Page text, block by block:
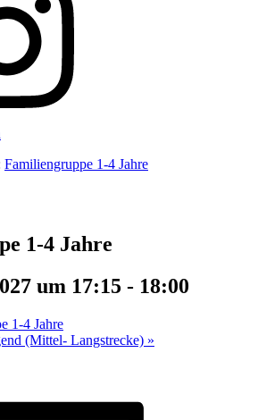
Familiengruppe 1-4 Jahre
1-4 Jahre
um 17:15 - 18:00
1-4 Jahre
(Mittel- Langstrecke) »